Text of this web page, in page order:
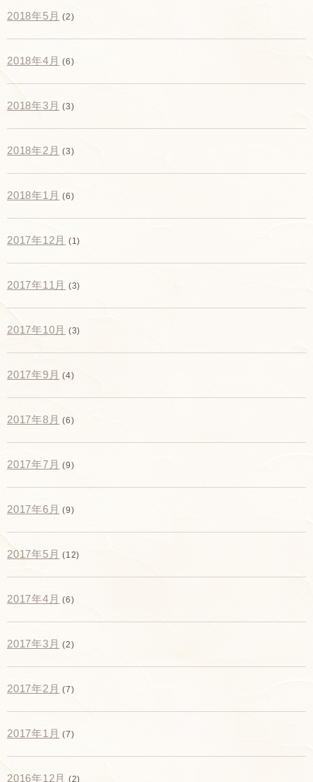
2018年5月 (2)
2018年4月 (6)
2018年3月 (3)
2018年2月 (3)
2018年1月 (6)
2017年12月 (1)
2017年11月 (3)
2017年10月 (3)
2017年9月 (4)
2017年8月 (6)
2017年7月 (9)
2017年6月 (9)
2017年5月 (12)
2017年4月 (6)
2017年3月 (2)
2017年2月 (7)
2017年1月 (7)
2016年12月 (2)